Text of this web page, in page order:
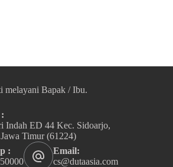
melayani Bapak / Ibu.
Indah ED 44 Kec. Sidoarjo,
Timur (61224)
:
Email:
cs@dutaasia.com